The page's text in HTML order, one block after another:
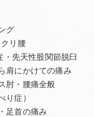
グ
リ腰
先天性股関節脱臼
肩にかけての痛み
肘・腰痛全般
り症）
足首の痛み